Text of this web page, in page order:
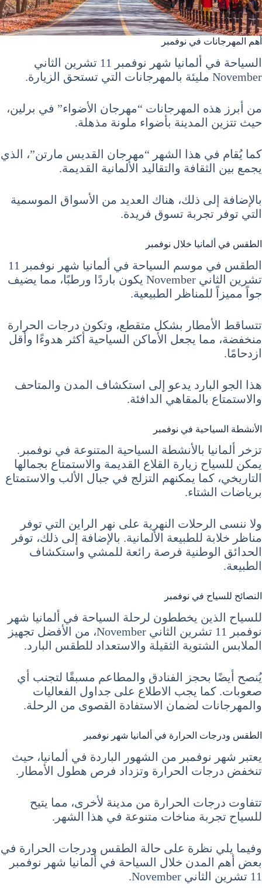
أهم المهرجانات في نوفمبر
السياحة في ألمانيا شهر نوفمبر 11 تشرين الثاني
November مليئة بالمهرجانات التي تستحق الزيارة.
من أبرز هذه المهرجانات “مهرجان الأضواء” في برلين،
حيث تتزين المدينة بأضواء ملونة مذهلة.
كما يُقام في هذا الشهر “مهرجان القديس مارتن”، الذي
يجمع بين الثقافة والتقاليد الألمانية القديمة.
بالإضافة إلى ذلك، هناك العديد من الأسواق الموسمية
التي توفر تجربة تسوق فريدة.
الطقس في ألمانيا خلال نوفمبر
الطقس في موسم السياحة في ألمانيا شهر نوفمبر 11
تشرين الثاني November يكون باردًا ورطبًا، مما يضيف
جواً مميزاً للمناظر الطبيعية.
تتساقط الأمطار بشكل متقطع، وتكون درجات الحرارة
منخفضة، مما يجعل الأماكن السياحية أكثر هدوءًا وأقل
ازدحامًا.
هذا الجو البارد يدعو إلى استكشاف المدن والمتاحف
والاستمتاع بالمقاهي الدافئة.
الأنشطة السياحية في نوفمبر
تزخر ألمانيا بالأنشطة السياحية المتنوعة في نوفمبر.
يمكن للسياح زيارة القلاع القديمة والاستمتاع بجمالها
التاريخي، كما يمكنهم التزلج في جبال الألب والاستمتاع
برياضات الشتاء.
ولا ننسى الرحلات النهرية على نهر الراين التي توفر
مناظر خلابة للطبيعة الألمانية. بالإضافة إلى ذلك، توفر
الحدائق الوطنية فرصة رائعة للمشي واستكشاف
الطبيعة.
النصائح للسياح في نوفمبر
للسياح الذين يخططون لرحلة السياحة في ألمانيا شهر
نوفمبر 11 تشرين الثاني November، من الأفضل تجهيز
الملابس الشتوية الثقيلة والاستعداد للطقس البارد.
يُنصح أيضًا بحجز الفنادق والمطاعم مسبقًا لتجنب أي
صعوبات. كما يجب الاطلاع على جداول الفعاليات
والمهرجانات لضمان الاستفادة القصوى من الرحلة.
الطقس ودرجات الحرارة في ألمانيا شهر نوفمبر
يعتبر شهر نوفمبر من الشهور الباردة في ألمانيا، حيث
تنخفض درجات الحرارة وتزداد فرص هطول الأمطار.
تتفاوت درجات الحرارة من مدينة لأخرى، مما يتيح
للسياح تجربة مناخات متنوعة في هذا الشهر.
وفيما يلي نظرة على حالة الطقس ودرجات الحرارة في
بعض أهم المدن خلال السياحة في ألمانيا شهر نوفمبر
11 تشرين الثاني November.